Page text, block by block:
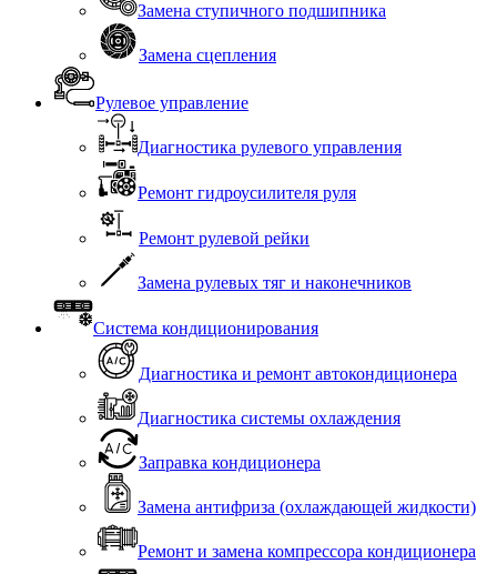
Замена ступичного подшипника
Замена сцепления
Рулевое управление
Диагностика рулевого управления
Ремонт гидроусилителя руля
Ремонт рулевой рейки
Замена рулевых тяг и наконечников
Система кондиционирования
Диагностика и ремонт автокондиционера
Диагностика системы охлаждения
Заправка кондиционера
Замена антифриза (охлаждающей жидкости)
Ремонт и замена компрессора кондиционера